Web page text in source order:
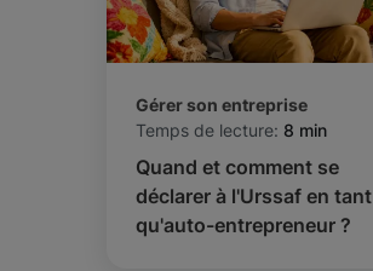
Gérer son entreprise
Temps de lecture: 8 min
Quand et comment se
déclarer à l'Urssaf en tant
qu'auto-entrepreneur ?